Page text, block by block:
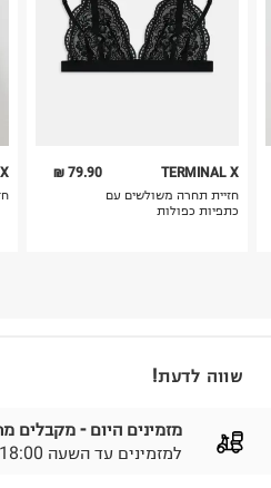
79.90 ₪
TERMINAL X
חזיית תחרה משולשים עם
כתפיות כפולות
שווה לדעת!